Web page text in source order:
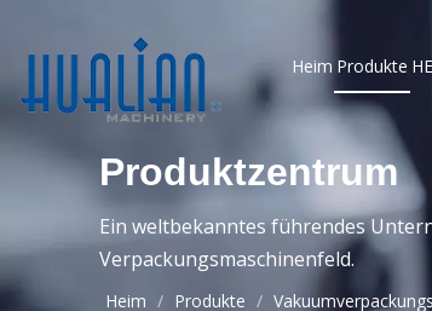
Heim Produkte
Produktzentrum
Ein weltbekanntes führendes
Verpackungsmaschinenfeld.
Heim / Produkte /